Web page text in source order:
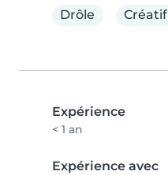
Drôle
Créatif
Expérience
< 1 an
Expérience avec